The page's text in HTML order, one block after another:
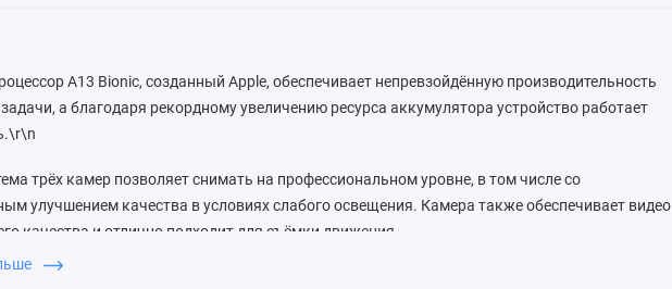
A13 Bionic, созданный Apple, обеспечивает непревзойдённую производительность
а благодаря рекордному увеличению ресурса аккумулятора устройство работает
трёх камер позволяет снимать на профессиональном уровне, в том числе со
улучшением качества в условиях слабого освещения. Камера также обеспечивает видео
качества и отлично подходит для съёмки движения.
между тремя камерами очень легко, а функция аудиозума сопоставляет источник звука